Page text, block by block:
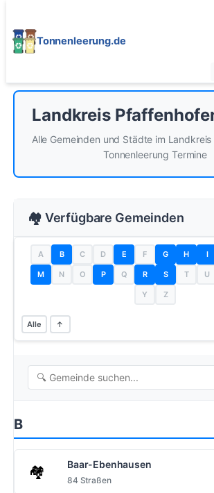
Tonnenleerung.de
Landkreis
Alle Gemeinden und Städte im
Tonnenleerung Termine
🏘️ Verfügbare Gemeinden
A B C D E F G H I
M N O P Q R S T U
Y Z
Alle ↑
B
🏘️ Baar-Ebenhausen
84 Straßen